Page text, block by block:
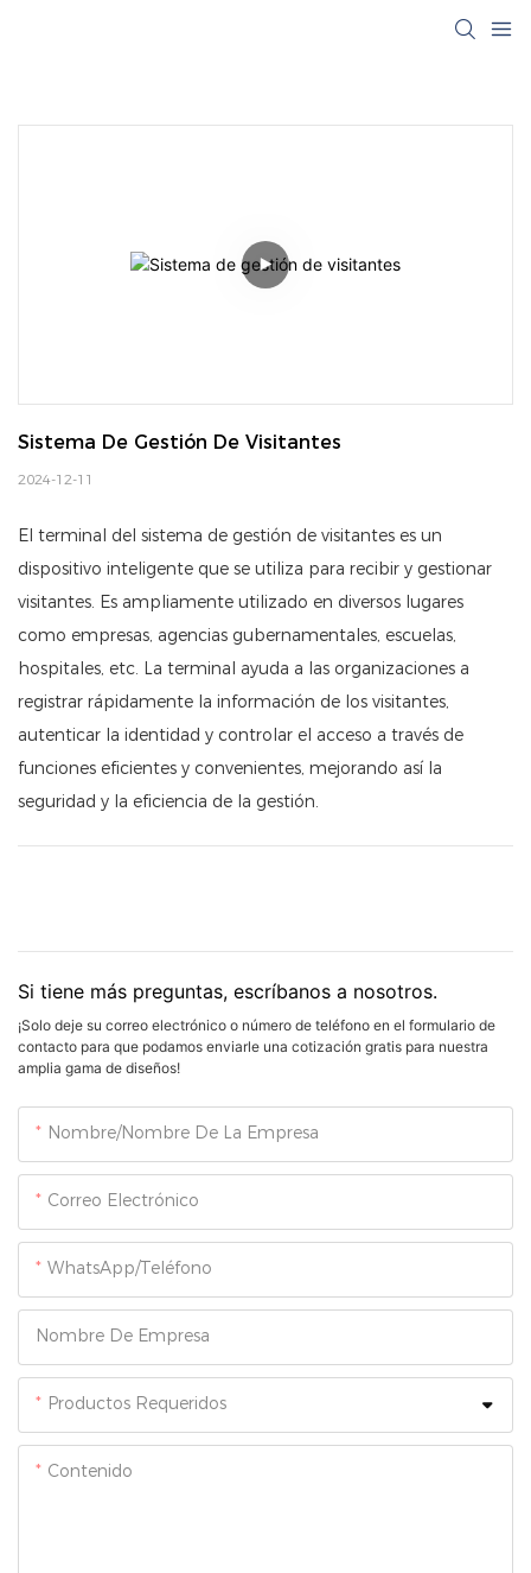
Sistema De Gestión De Visitantes
2024-12-11
El terminal del sistema de gestión de visitantes es un
dispositivo inteligente que se utiliza para recibir y gestionar
visitantes. Es ampliamente utilizado en diversos lugares
como empresas, agencias gubernamentales, escuelas,
hospitales, etc. La terminal ayuda a las organizaciones a
registrar rápidamente la información de los visitantes,
autenticar la identidad y controlar el acceso a través de
funciones eficientes y convenientes, mejorando así la
seguridad y la eficiencia de la gestión.
Si tiene más preguntas, escríbanos a nosotros.
¡Solo deje su correo electrónico o número de teléfono en el formulario de
contacto para que podamos enviarle una cotización gratis para nuestra
amplia gama de diseños!
Nombre/Nombre De La Empresa
Correo Electrónico
WhatsApp/Teléfono
Nombre De Empresa
Productos Requeridos
Contenido